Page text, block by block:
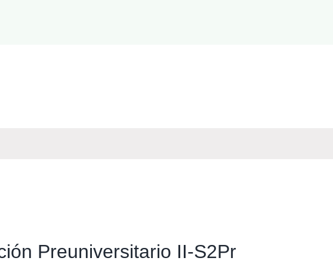
Preuniversitario II-S2Pr